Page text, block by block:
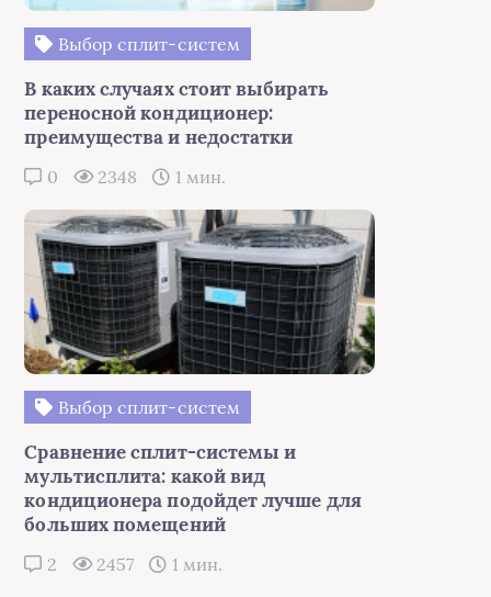
Выбор сплит-систем
В каких случаях стоит выбирать
переносной кондиционер:
преимущества и недостатки
0 2348 1 мин.
Выбор сплит-систем
Сравнение сплит-системы и
мультисплита: какой вид
кондиционера подойдет лучше для
больших помещений
2 2457 1 мин.